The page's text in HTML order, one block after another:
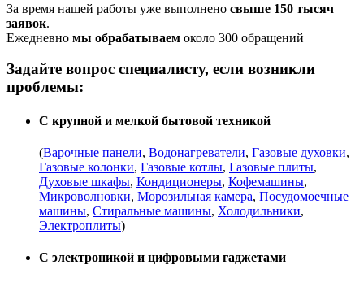
За время нашей работы уже выполнено свыше 150 тысяч
заявок.
Ежедневно мы обрабатываем около 300 обращений
Задайте вопрос специалисту, если возникли
проблемы:
С крупной и мелкой бытовой техникой
(Варочные панели, Водонагреватели, Газовые духовки,
Газовые колонки, Газовые котлы, Газовые плиты,
Духовые шкафы, Кондиционеры, Кофемашины,
Микроволновки, Морозильная камера, Посудомоечные
машины, Стиральные машины, Холодильники,
Электроплиты)
С электроникой и цифровыми гаджетами